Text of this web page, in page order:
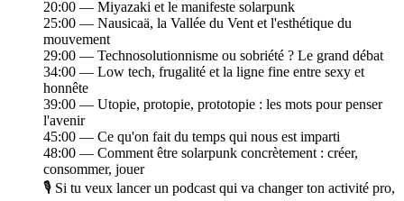
20:00 — Miyazaki et le manifeste solarpunk
25:00 — Nausicaä, la Vallée du Vent et l'esthétique du
mouvement
29:00 — Technosolutionnisme ou sobriété ? Le grand débat
34:00 — Low tech, frugalité et la ligne fine entre sexy et
honnête
39:00 — Utopie, protopie, prototopie : les mots pour penser
l'avenir
45:00 — Ce qu'on fait du temps qui nous est imparti
48:00 — Comment être solarpunk concrètement : créer,
consommer, jouer
🎙️ Si tu veux lancer un podcast qui va changer ton activité pro,